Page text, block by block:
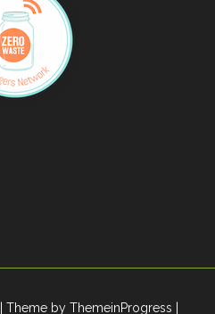
| Theme by ThemeinProgress